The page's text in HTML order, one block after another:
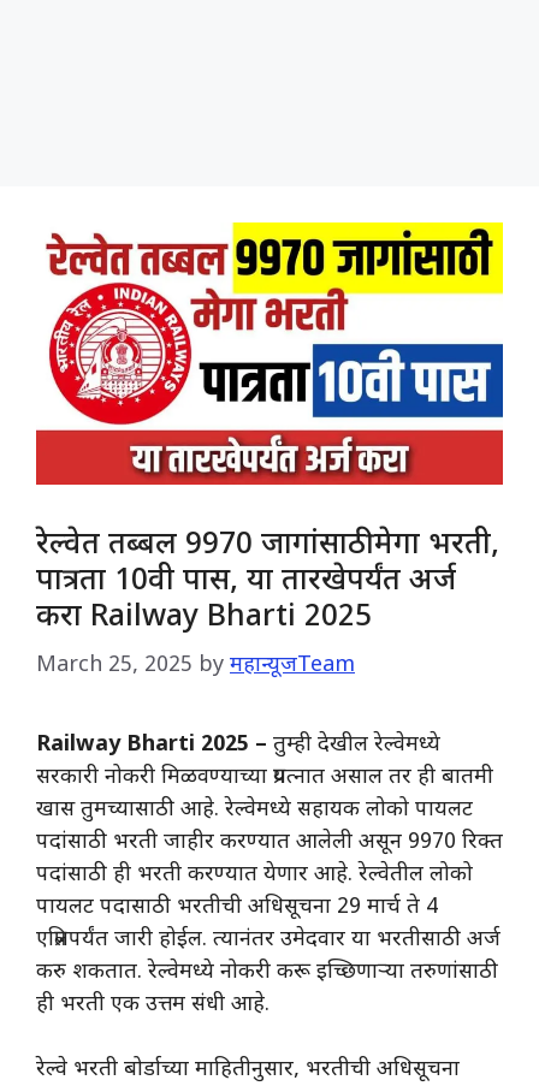
रेल्वेत तब्बल 9970 जागांसाठी मेगा भरती,
पात्रता 10वी पास, या तारखेपर्यंत अर्ज
करा Railway Bharti 2025
March 25, 2025 by महान्यूजTeam
Railway Bharti 2025 – तुम्ही देखील रेल्वेमध्ये
सरकारी नोकरी मिळवण्याच्या प्रयत्नात असाल तर ही बातमी
खास तुमच्यासाठी आहे. रेल्वेमध्ये सहायक लोको पायलट
पदांसाठी भरती जाहीर करण्यात आलेली असून 9970 रिक्त
पदांसाठी ही भरती करण्यात येणार आहे. रेल्वेतील लोको
पायलट पदासाठी भरतीची अधिसूचना 29 मार्च ते 4
एप्रिलपर्यंत जारी होईल. त्यानंतर उमेदवार या भरतीसाठी अर्ज
करु शकतात. रेल्वेमध्ये नोकरी करू इच्छिणाऱ्या तरुणांसाठी
ही भरती एक उत्तम संधी आहे.
रेल्वे भरती बोर्डाच्या माहितीनुसार, भरतीची अधिसूचना